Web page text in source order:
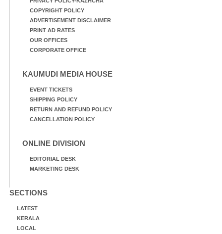
COPYRIGHT POLICY
ADVERTISEMENT DISCLAIMER
PRINT AD RATES
OUR OFFICES
CORPORATE OFFICE
KAUMUDI MEDIA HOUSE
EVENT TICKETS
SHIPPING POLICY
RETURN AND REFUND POLICY
CANCELLATION POLICY
ONLINE DIVISION
EDITORIAL DESK
MARKETING DESK
SECTIONS
LATEST
KERALA
LOCAL